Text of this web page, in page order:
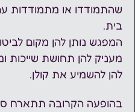
שהתמודדו או מתמודדות
בית.
המפגש נותן להן מקום
מעניק להן תחושת שייכות
להן להשמיע את קולן.
בהופעה הקרובה תתארח